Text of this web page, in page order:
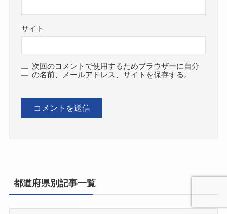
サイト
次回のコメントで使用するためブラウザーに自分
の名前、メールアドレス、サイトを保存する。
都道府県別記事一覧